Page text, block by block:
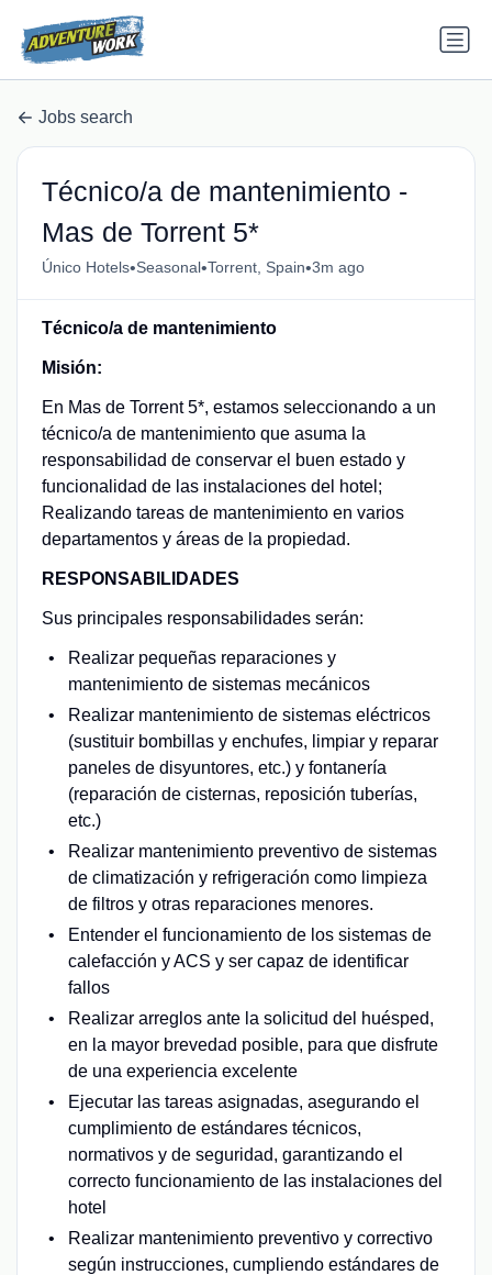
Jobs search
Técnico/a de mantenimiento -
Mas de Torrent 5*
Único Hotels•Seasonal•Torrent, Spain•3m ago
Técnico/a de mantenimiento
Misión:
En Mas de Torrent 5*, estamos seleccionando a un
técnico/a de mantenimiento que asuma la
responsabilidad de conservar el buen estado y
funcionalidad de las instalaciones del hotel;
Realizando tareas de mantenimiento en varios
departamentos y áreas de la propiedad.
RESPONSABILIDADES
Sus principales responsabilidades serán:
Realizar pequeñas reparaciones y
mantenimiento de sistemas mecánicos
Realizar mantenimiento de sistemas eléctricos
(sustituir bombillas y enchufes, limpiar y reparar
paneles de disyuntores, etc.) y fontanería
(reparación de cisternas, reposición tuberías,
etc.)
Realizar mantenimiento preventivo de sistemas
de climatización y refrigeración como limpieza
de filtros y otras reparaciones menores.
Entender el funcionamiento de los sistemas de
calefacción y ACS y ser capaz de identificar
fallos
Realizar arreglos ante la solicitud del huésped,
en la mayor brevedad posible, para que disfrute
de una experiencia excelente
Ejecutar las tareas asignadas, asegurando el
cumplimiento de estándares técnicos,
normativos y de seguridad, garantizando el
correcto funcionamiento de las instalaciones del
hotel
Realizar mantenimiento preventivo y correctivo
según instrucciones, cumpliendo estándares de